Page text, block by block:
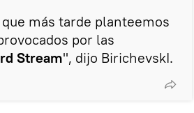
más tarde planteemos
por las
Stream", dijo BirichevskI.